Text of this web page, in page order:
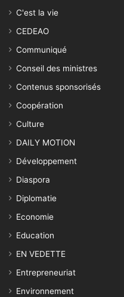
C'est la vie
CEDEAO
Communiqué
Conseil des ministres
Contenus sponsorisés
Coopération
Culture
DAILY MOTION
Développement
Diaspora
Diplomatie
Economie
Education
EN VEDETTE
Entrepreneuriat
Environnement